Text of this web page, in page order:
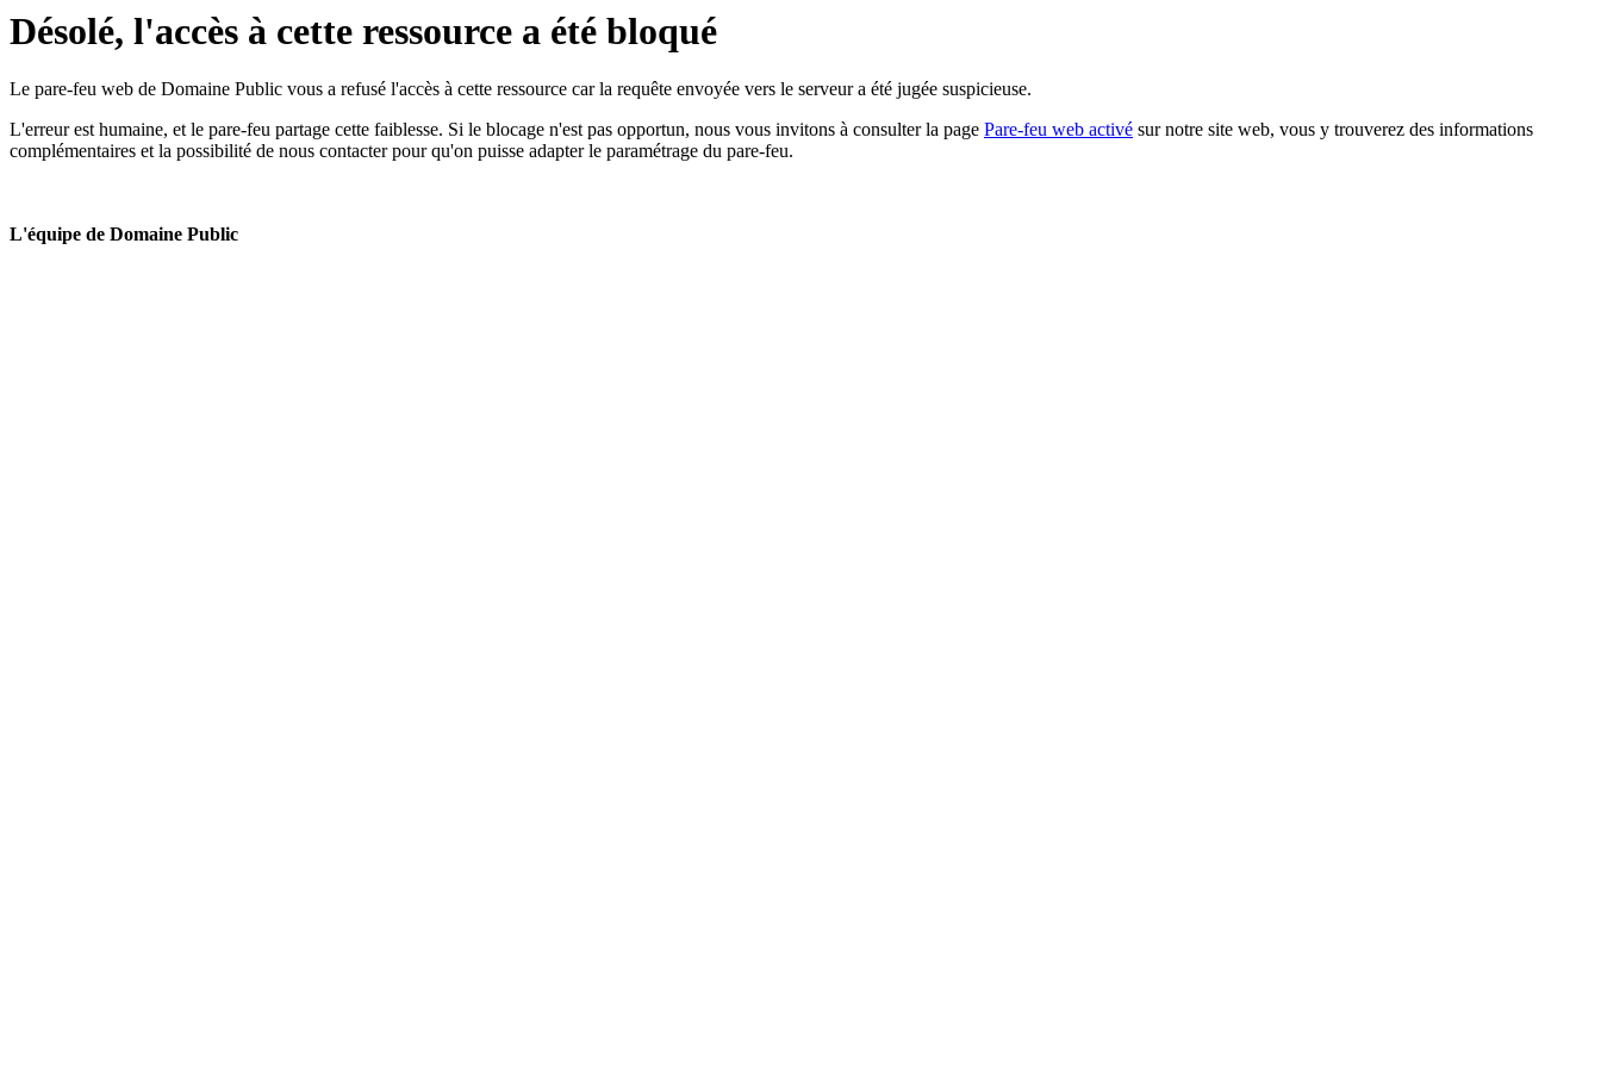
Désolé, l'accès à cette ressource a été bloqué
Le pare-feu web de Domaine Public vous a refusé l'accès à cette ressource car la requête envoyée vers le serveur a été jugée suspicieuse.
L'erreur est humaine, et le pare-feu partage cette faiblesse. Si le blocage n'est pas opportun, nous vous invitons à consulter la page Pare-feu web activé sur notre site web, vous y trouverez des informations
complémentaires et la possibilité de nous contacter pour qu'on puisse adapter le paramétrage du pare-feu.
L'équipe de Domaine Public